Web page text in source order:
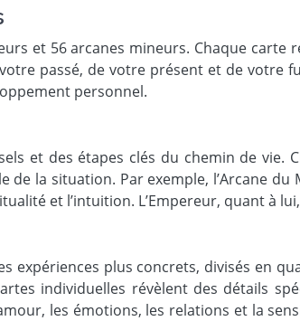
et 56 arcanes mineurs. Chaque
passé, de votre présent et de votre
personnel.
et des étapes clés du chemin de
la situation. Par exemple, l’Arcane
et l’intuition. L’Empereur, quant à
expériences plus concrets, divisés en
individuelles révèlent des détails
les émotions, les relations et la